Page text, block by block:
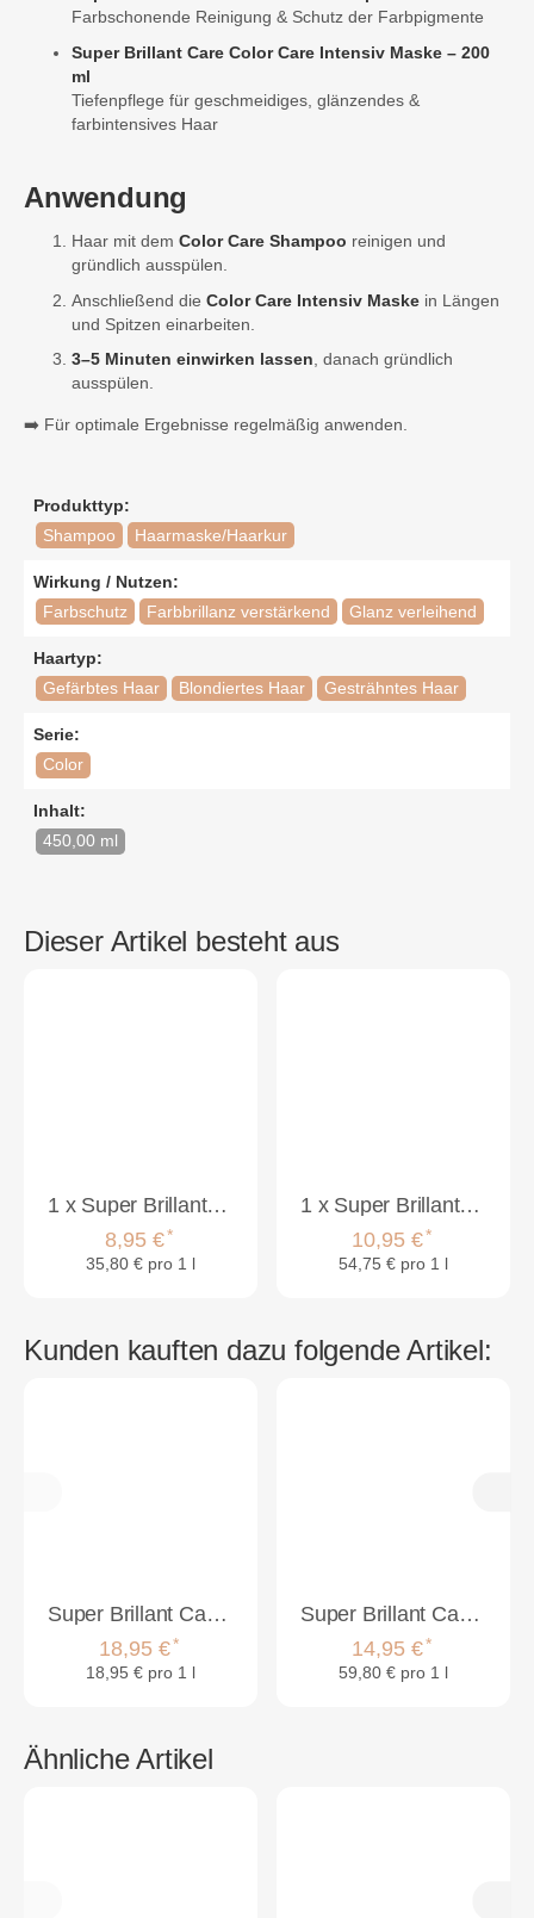
Farbschonende Reinigung & Schutz der Farbpigmente
Super Brillant Care Color Care Intensiv Maske – 200
ml
Tiefenpflege für geschmeidiges, glänzendes &
farbintensives Haar
Anwendung
Haar mit dem Color Care Shampoo reinigen und
gründlich ausspülen.
Anschließend die Color Care Intensiv Maske in Längen
und Spitzen einarbeiten.
3–5 Minuten einwirken lassen , danach gründlich
ausspülen.
➡️ Für optimale Ergebnisse regelmäßig anwenden.
Produkttyp:
Shampoo Haarmaske/Haarkur
Wirkung / Nutzen:
Farbschutz Farbbrillanz verstärkend Glanz verleihend
Haartyp:
Gefärbtes Haar Blondiertes Haar Gesträhntes Haar
Serie:
Color
Inhalt:
450,00 ml
Dieser Artikel besteht aus
1 x Super Brillant Care Color Care Shampoo 250ml
8,95 €*
35,80 € pro 1 l
1 x Super Brillant Care Color Care Maske 200ml
10,95 €*
54,75 € pro 1 l
Kunden kauften dazu folgende Artikel:
Super Brillant Care Color Care Shampoo 1000ml
18,95 €*
18,95 € pro 1 l
Super Brillant Care Color Care 2-Phasen Spray 250ml
14,95 €*
59,80 € pro 1 l
Ähnliche Artikel